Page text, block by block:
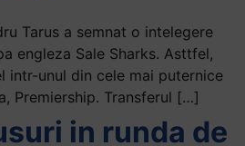
Tarus a semnat o intelegere
engleza Sale Sharks. Asttfel,
intr-unul din cele mai puternice
Premiership. Transferul […]
in runda de